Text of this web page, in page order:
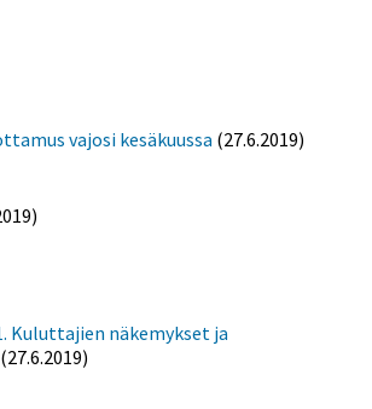
vajosi kesäkuussa (27.6.2019)
Kuluttajien näkemykset ja
(27.6.2019)